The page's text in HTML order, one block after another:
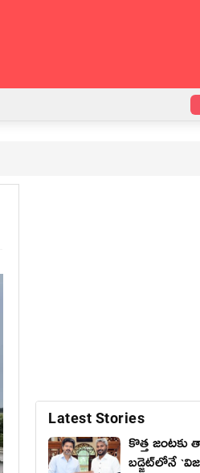
Latest Stories
కొత్త జంట‌కు
బ‌డ్జెట్‌లోనే